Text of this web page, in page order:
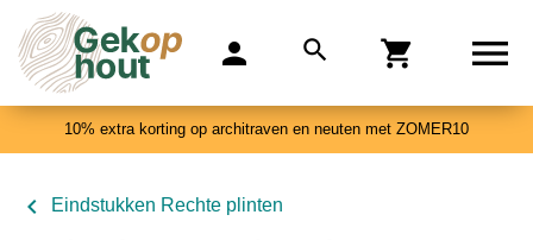
10% extra korting op architraven en neuten met ZOMER10
person search shopping_cart 
 Eindstukken Rechte plinten